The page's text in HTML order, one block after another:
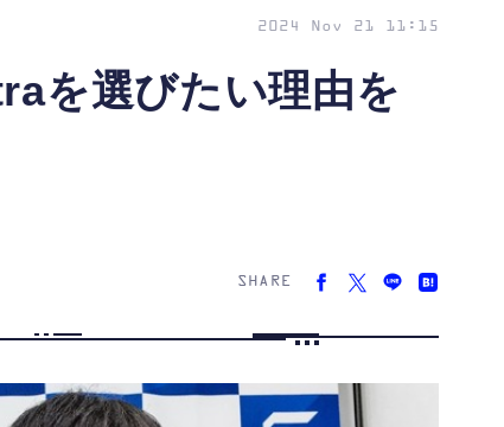
を選びたい理由を
2024 Nov 21 11:15
SHARE